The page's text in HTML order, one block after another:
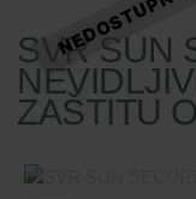
SVR SUN
ZAŠTITU